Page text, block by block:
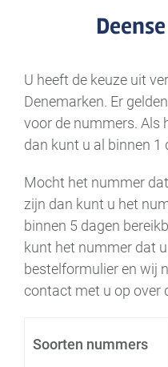
U heeft de keuze uit
Denemarken. Er
voor de nummers. Als
dan kunt u al binnen 1
Mocht het nummer
zijn dan kunt u het
binnen 5 dagen
kunt het nummer dat
bestelformulier en wij
contact met u op over
Soorten nummers